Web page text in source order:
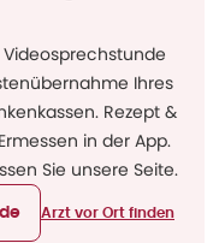
Ihres
Rezept &
in der App.
Sie unsere Seite.
Arzt vor Ort finden